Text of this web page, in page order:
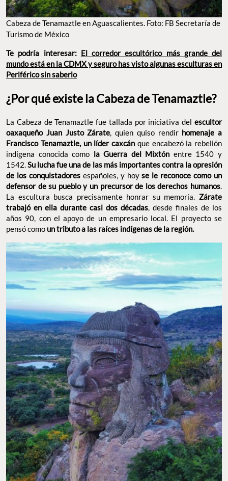
Cabeza de Tenamaztle en Aguascalientes. Foto: FB Secretaría de
Turismo de México
Te podría interesar: El corredor escultórico más grande del
mundo está en la CDMX y seguro has visto algunas esculturas en
Periférico sin saberlo
¿Por qué existe la Cabeza de Tenamaztle?
La Cabeza de Tenamaztle fue tallada por iniciativa del escultor
oaxaqueño Juan Justo Zárate, quien quiso rendir homenaje a
Francisco Tenamaztle, un líder caxcán que encabezó la rebelión
indígena conocida como la Guerra del Mixtón entre 1540 y
1542.Su lucha fue una de las más importantes contra la opresión
de los conquistadoresespañoles, y hoyse le reconoce como un
defensor de su pueblo y un precursor de los derechos humanos.
La escultura busca precisamente honrar su memoria. Zárate
trabajó en ella durante casi dos décadas, desde finales de los
años 90, con el apoyo de un empresario local. El proyecto se
pensó como un tributo a las raíces indígenas de la región.